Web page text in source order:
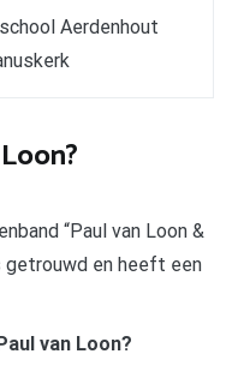
Aerdenhout
“Paul van Loon &
getrouwd en heeft een
van Loon?